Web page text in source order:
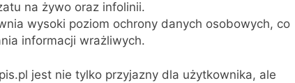
na żywo oraz infolinii.
wysoki poziom ochrony danych osobowych, co
informacji wrażliwych.
jest nie tylko przyjazny dla użytkownika, ale